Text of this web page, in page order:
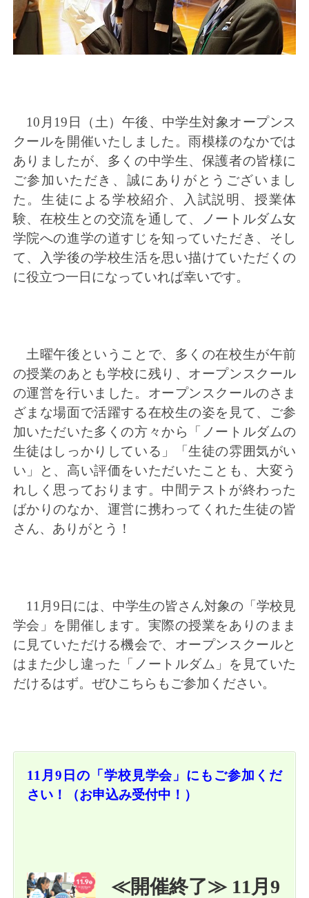
10月19日（土）午後、中学生対象オープンス
クールを開催いたしました。雨模様のなかでは
ありましたが、多くの中学生、保護者の皆様に
ご参加いただき、誠にありがとうございまし
た。生徒による学校紹介、入試説明、授業体
験、在校生との交流を通して、ノートルダム女
学院への進学の道すじを知っていただき、そし
て、入学後の学校生活を思い描けていただくの
に役立つ一日になっていれば幸いです。
土曜午後ということで、多くの在校生が午前
の授業のあとも学校に残り、オープンスクール
の運営を行いました。オープンスクールのさま
ざまな場面で活躍する在校生の姿を見て、ご参
加いただいた多くの方々から「ノートルダムの
生徒はしっかりしている」「生徒の雰囲気がい
い」と、高い評価をいただいたことも、大変う
れしく思っております。中間テストが終わった
ばかりのなか、運営に携わってくれた生徒の皆
さん、ありがとう！
11月9日には、中学生の皆さん対象の「学校見
学会」を開催します。実際の授業をありのまま
に見ていただける機会で、オープンスクールと
はまた少し違った「ノートルダム」を見ていた
だけるはず。ぜひこちらもご参加ください。
11月9日の「学校見学会」にもご参加くだ
さい！（お申込み受付中！）
≪開催終了≫11月9